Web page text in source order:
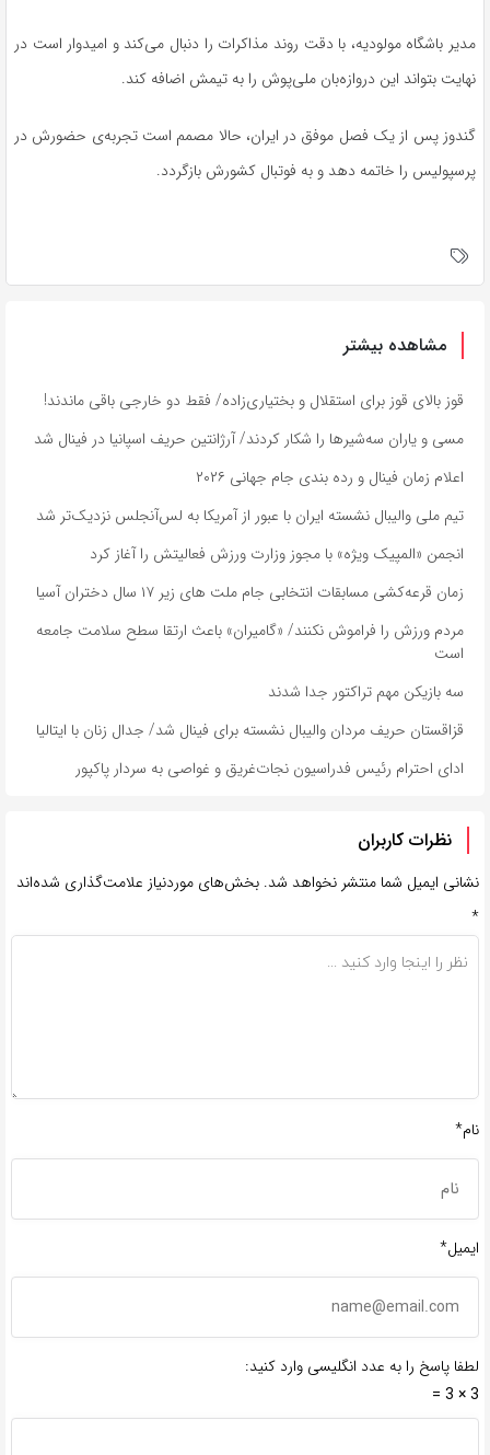
مدیر باشگاه مولودیه، با دقت روند مذاکرات را دنبال می‌کند و امیدوار است در
نهایت بتواند این دروازه‌بان ملی‌پوش را به تیمش اضافه کند.
گندوز پس از یک فصل موفق در ایران، حالا مصمم است تجربه‌ی حضورش در
پرسپولیس را خاتمه دهد و به فوتبال کشورش بازگردد.
مشاهده بیشتر
قوز بالای قوز برای استقلال و بختیاری‌زاده/ فقط دو خارجی باقی ماندند!
مسی و یاران سه‌شیرها را شکار کردند/ آرژانتین حریف اسپانیا در فینال شد
اعلام زمان فینال و رده بندی جام جهانی ۲۰۲۶
تیم ملی والیبال نشسته ایران با عبور از آمریکا به لس‌آنجلس نزدیک‌تر شد
انجمن «المپیک ویژه» با مجوز وزارت ورزش فعالیتش را آغاز کرد
زمان قرعه‌کشی مسابقات انتخابی جام ملت های زیر ۱۷ سال دختران آسیا
مردم ورزش را فراموش نکنند/ «گامیران» باعث ارتقا سطح سلامت جامعه
است
سه بازیکن مهم تراکتور جدا شدند
قزاقستان حریف مردان والیبال نشسته برای فینال شد/ جدال زنان با ایتالیا
ادای احترام رئیس فدراسیون نجات‌غریق و غواصی به سردار پاکپور
نظرات کاربران
نشانی ایمیل شما منتشر نخواهد شد. بخش‌های موردنیاز علامت‌گذاری شده‌اند
*
نام*
ایمیل*
لطفا پاسخ را به عدد انگلیسی وارد کنید:
3 × 3 =